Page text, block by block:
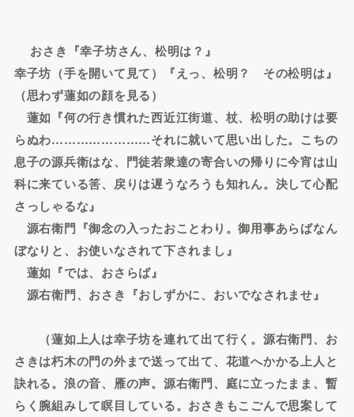
おさき『幸子坊さん、松明は？』
幸子坊（手を開いて見て）『えっ、松明？ その松明は』
（思わず蓮如の顔を見る）
蓮如『何の行き慣れた西近江街道、杖、松明の助けは要
らぬわ……………………それに就いて思い出した。こちの
息子の源兵衛はな、門徒若衆達の寄合いの帰りに今宵は山
科に来ている筈、戻りは遅うなろうも知れん。決して心配
さっしゃるな』
源右衛門『御念の入ったおことわり。御用事あらばなん
ぼなりと、お使いなされて下されまし』
蓮如『では、おさらば』
源右衛門、おさき『おしずかに、おいでなされませ』
（蓮如上人は幸子坊を連れて出て行く。源右衛門、お
さきは朽木の門の外まで送って出て、花道へかかる上人と
訣れる。浪の音、雁の声。源右衛門、庭に立ったまま、暫
らく腕組みして瞑目している。おさきもこごんで思案して